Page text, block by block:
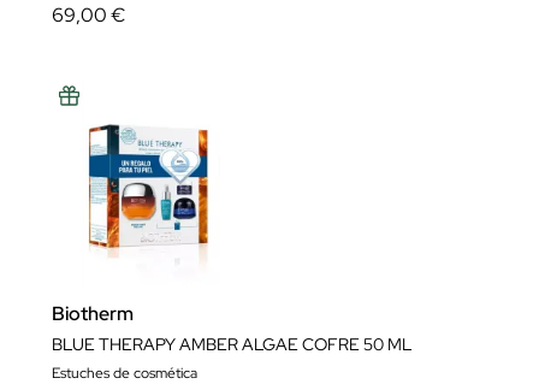
69,00 €
Biotherm
BLUE THERAPY AMBER ALGAE COFRE 50 ML
Estuches de cosmética